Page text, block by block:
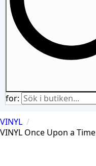
for:
VINYL
VINYL Once Upon a